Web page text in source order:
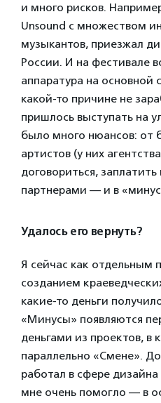
и много рисков.
Unsound с множеством
музыкантов, приезжал
России. И на фестивале
аппаратура на
какой-то причине не
пришлось выступать на
было много нюансов: от
артистов (у них
договориться,
партнерами — и в
Удалось его вернуть?
Я сейчас как отдельным
созданием
какие-то деньги
«Минусы» появляются
деньгами из проектов, в
параллельно «Смене».
работал в сфере
мне очень помогло — в